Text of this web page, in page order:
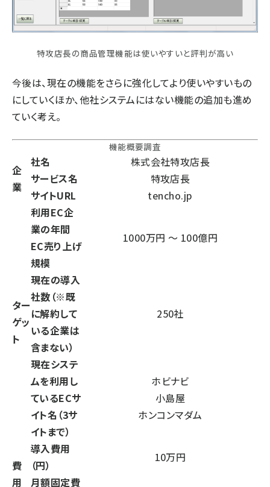
特攻店長の商品管理機能は使いやすいと評判が高い
今後は、現在の機能をさらに強化してより使いやすいもの
にしていくほか、他社システムにはない機能の追加も進め
ていく考え。
機能概要調査
企
業
社名
株式会社特攻店長
サービス名
特攻店長
サイトURL
tencho.jp
ター
ゲッ
ト
利用EC企
業の年間
EC売り上げ
規模
1000万円 ～ 100億円
現在の導入
社数（※既
に解約して
いる企業は
含まない）
250社
現在システ
ムを利用し
ているECサ
イト名（3サ
イトまで）
ホビナビ
小島屋
ホンコンマダム
費
用
導入費用
（円）
10万円
月額固定費